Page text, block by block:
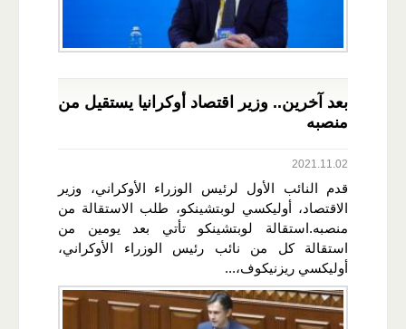
بعد آخرين.. وزير اقتصاد أوكرانيا يستقيل من
منصبه
2021.11.02
قدم النائب الأول لرئيس الوزراء الأوكراني، وزير
الاقتصاد، أوليكسي لوبتشينكو، طلب الاستقالة من
منصبه.استقالة لوبتشينكو تأتي بعد يومين من
استقالة كل من نائب رئيس الوزراء الأوكراني،
أوليكسي ريزنيكوف،...